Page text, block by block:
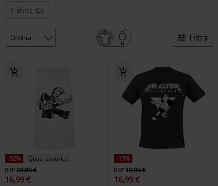
T-shirt (5)
Filtra
-32%
Quasi esaurito
RRP24,99 €
16,99 €
-15%
RRP19,99 €
16,99 €